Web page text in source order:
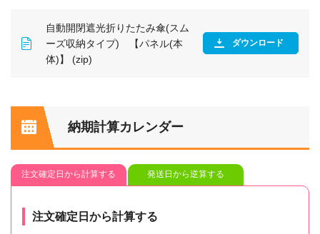
自動開閉遮光折りたたみ傘(スム
ーズ収納タイプ) 【パネル(本
体)】 (zip)
ダウンロード
納期計算カレンダー
注文確定日から計算する 発送日から逆算する
注文確定日から計算する